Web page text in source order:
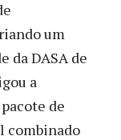
um
da DASA de
a
de
combinado